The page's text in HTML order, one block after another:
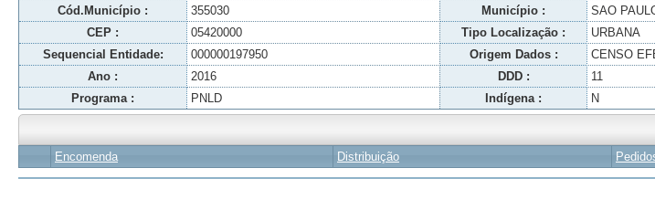
Cód.Município :
355030 Município : SAO
CEP :
05420000 Tipo Localização : URBANA
Sequencial Entidade:
000000197950 Origem Dados : CENSO
Ano :
2016 DDD : 11
Programa :
PNLD Indígena : N
Encomenda Distribuição